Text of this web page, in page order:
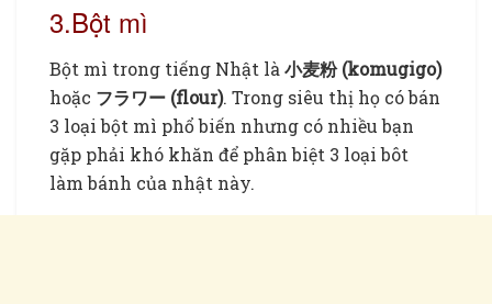
3.Bột mì
Bột mì trong tiếng Nhật là 小麦粉 (komugigo)
hoặc フラワー (flour). Trong siêu thị họ có bán
3 loại bột mì phổ biến nhưng có nhiều bạn
gặp phải khó khăn để phân biệt 3 loại bôt
làm bánh của nhật này.